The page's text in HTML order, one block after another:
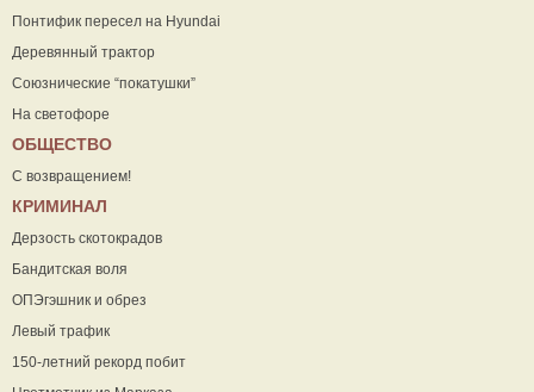
Понтифик пересел на Hyundai
Деревянный трактор
Союзнические “покатушки”
На светофоре
ОБЩЕСТВО
С возвращением!
КРИМИНАЛ
Дерзость скотокрадов
Бандитская воля
ОПЭгэшник и обрез
Левый трафик
150-летний рекорд побит